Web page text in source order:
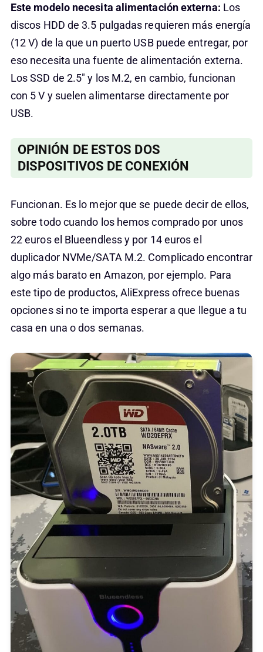
Este modelo necesita alimentación externa: Los
discos HDD de 3.5 pulgadas requieren más energía
(12 V) de la que un puerto USB puede entregar, por
eso necesita una fuente de alimentación externa.
Los SSD de 2.5″ y los M.2, en cambio, funcionan
con 5 V y suelen alimentarse directamente por
USB.
OPINIÓN DE ESTOS DOS
DISPOSITIVOS DE CONEXIÓN
Funcionan. Es lo mejor que se puede decir de ellos,
sobre todo cuando los hemos comprado por unos
22 euros el Blueendless y por 14 euros el
duplicador NVMe/SATA M.2. Complicado encontrar
algo más barato en Amazon, por ejemplo. Para
este tipo de productos, AliExpress ofrece buenas
opciones si no te importa esperar a que llegue a tu
casa en una o dos semanas.